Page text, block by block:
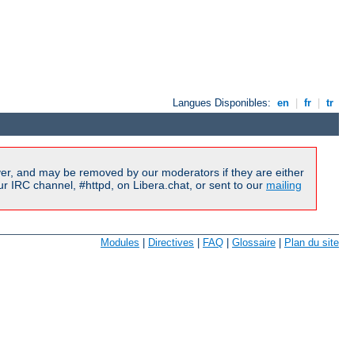
Langues Disponibles: en fr tr
and may be removed by our moderators if they are either
IRC channel, #httpd, on Libera.chat, or sent to our mailing
Modules Directives FAQ Glossaire Plan du site